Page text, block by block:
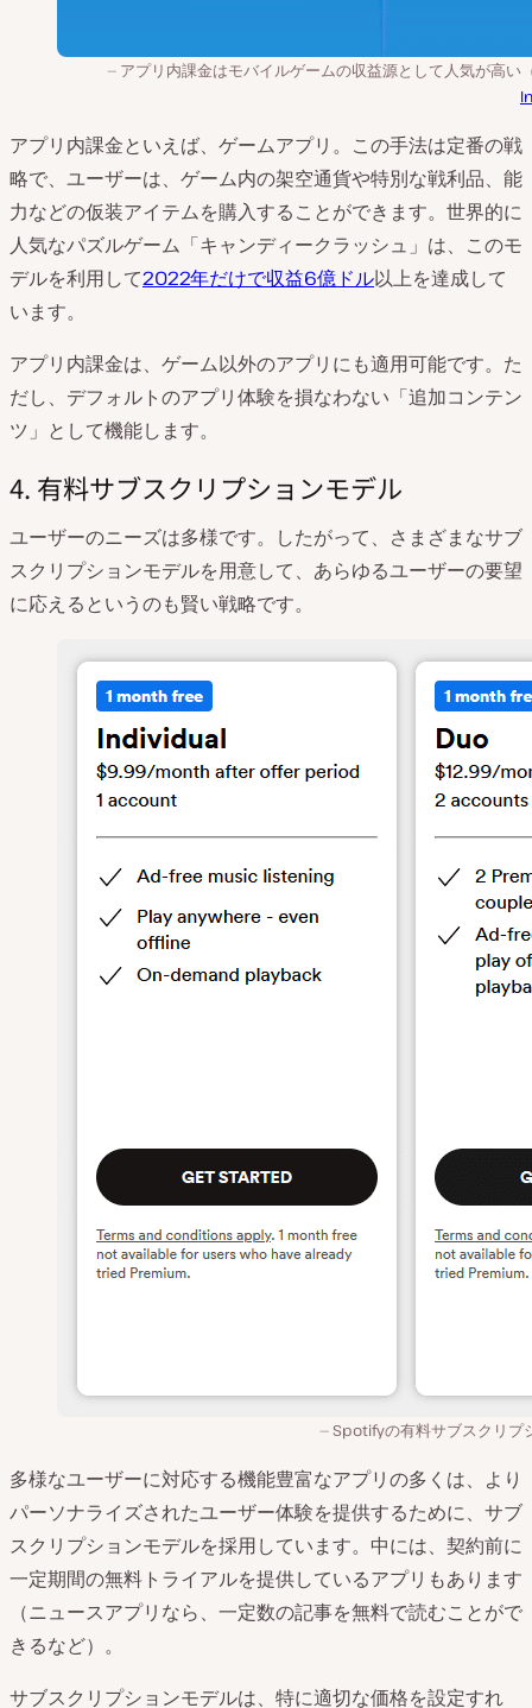
アプリ内課金はモバイルゲームの収益源として人気が高い
アプリ内課金といえば、ゲームアプリ。この手法は定番の戦
略で、ユーザーは、ゲーム内の架空通貨や特別な戦利品、能
力などの仮装アイテムを購入することができます。世界的に
人気なパズルゲーム「キャンディークラッシュ」は、このモ
デルを利用して2022年だけで収益6億ドル以上を達成して
います。
アプリ内課金は、ゲーム以外のアプリにも適用可能です。た
だし、デフォルトのアプリ体験を損なわない「追加コンテン
ツ」として機能します。
4. 有料サブスクリプションモデル
ユーザーのニーズは多様です。したがって、さまざまなサブ
スクリプションモデルを用意して、あらゆるユーザーの要望
に応えるというのも賢い戦略です。
Spotifyの有料サブスクリプ
多様なユーザーに対応する機能豊富なアプリの多くは、より
パーソナライズされたユーザー体験を提供するために、サブ
スクリプションモデルを採用しています。中には、契約前に
一定期間の無料トライアルを提供しているアプリもあります
（ニュースアプリなら、一定数の記事を無料で読むことがで
きるなど）。
サブスクリプションモデルは、特に適切な価格を設定すれ